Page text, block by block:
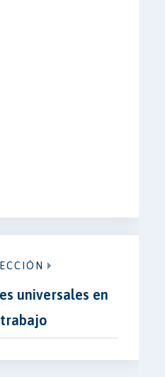
universales en